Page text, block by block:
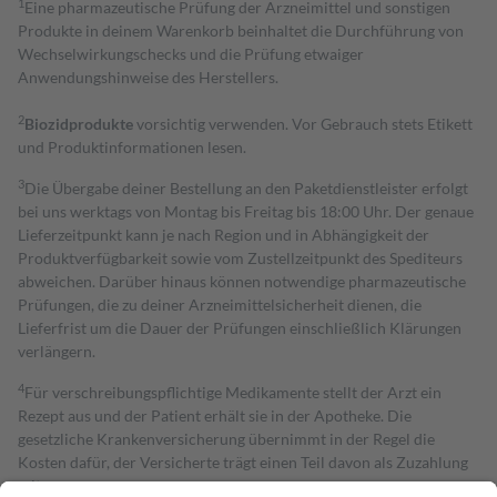
1 Eine pharmazeutische Prüfung der Arzneimittel und sonstigen
Produkte in deinem Warenkorb beinhaltet die Durchführung von
Wechselwirkungschecks und die Prüfung etwaiger
Anwendungshinweise des Herstellers.
2Biozidproduktevorsichtig verwenden. Vor Gebrauch stets Etikett
und Produktinformationen lesen.
3Die Übergabe deiner Bestellung an den Paketdienstleister erfolgt
bei uns werktags von Montag bis Freitag bis 18:00 Uhr. Der genaue
Lieferzeitpunkt kann je nach Region und in Abhängigkeit der
Produktverfügbarkeit sowie vom Zustellzeitpunkt des Spediteurs
abweichen. Darüber hinaus können notwendige pharmazeutische
Prüfungen, die zu deiner Arzneimittelsicherheit dienen, die
Lieferfrist um die Dauer der Prüfungen einschließlich Klärungen
verlängern.
4Für verschreibungspflichtige Medikamente stellt der Arzt ein
Rezept aus und der Patient erhält sie in der Apotheke. Die
gesetzliche Krankenversicherung übernimmt in der Regel die
Kosten dafür, der Versicherte trägt einen Teil davon als Zuzahlung
mit.